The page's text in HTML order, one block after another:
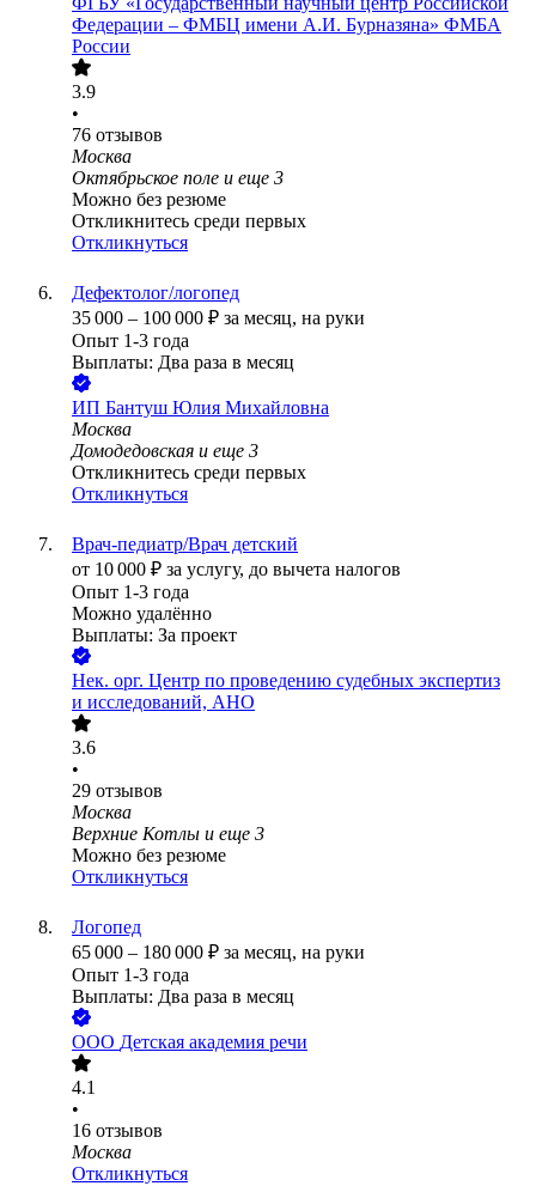
Федерации – ФМБЦ имени А.И. Бурназяна» ФМБА
России
3.9
•
76 отзывов
Москва
Октябрьское поле и еще 3
Можно без резюме
Откликнитесь среди первых
Откликнуться
Дефектолог/логопед
35 000 – 100 000 ₽ за месяц, на руки
Опыт 1-3 года
Выплаты: Два раза в месяц
ИП Бантуш Юлия Михайловна
Москва
Домодедовская и еще 3
Откликнитесь среди первых
Откликнуться
Врач-педиатр/Врач детский
от 10 000 ₽ за услугу, до вычета налогов
Опыт 1-3 года
Можно удалённо
Выплаты: За проект
Нек. орг. Центр по проведению судебных экспертиз
и исследований, АНО
3.6
•
29 отзывов
Москва
Верхние Котлы и еще 3
Можно без резюме
Откликнуться
Логопед
65 000 – 180 000 ₽ за месяц, на руки
Опыт 1-3 года
Выплаты: Два раза в месяц
ООО Детская академия речи
4.1
•
16 отзывов
Москва
Откликнуться